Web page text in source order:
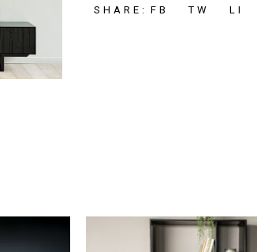
SHARE: FB TW LI